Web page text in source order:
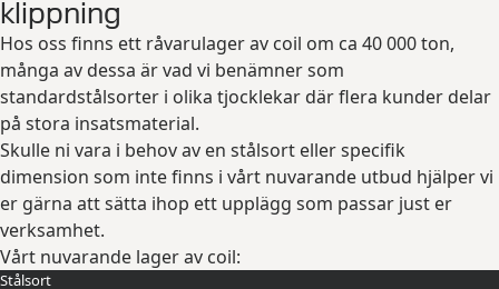
klippning
Hos oss finns ett råvarulager av coil om ca 40 000 ton,
många av dessa är vad vi benämner som
standardstålsorter i olika tjocklekar där flera kunder delar
på stora insatsmaterial.
Skulle ni vara i behov av en stålsort eller specifik
dimension som inte finns i vårt nuvarande utbud hjälper vi
er gärna att sätta ihop ett upplägg som passar just er
verksamhet.
Vårt nuvarande lager av coil:
Stålsort